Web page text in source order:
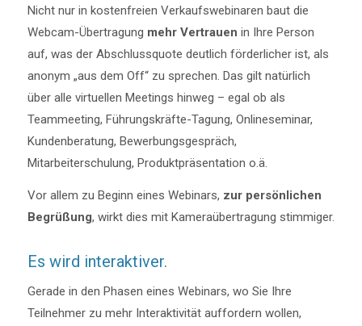
Nicht nur in kostenfreien Verkaufswebinaren baut die
Webcam-Übertragung mehr Vertrauen in Ihre Person
auf, was der Abschlussquote deutlich förderlicher ist, als
anonym „aus dem Off“ zu sprechen. Das gilt natürlich
über alle virtuellen Meetings hinweg – egal ob als
Teammeeting, Führungskräfte-Tagung, Onlineseminar,
Kundenberatung, Bewerbungsgespräch,
Mitarbeiterschulung, Produktpräsentation o.ä.
Vor allem zu Beginn eines Webinars, zur persönlichen
Begrüßung, wirkt dies mit Kameraübertragung stimmiger.
Es wird interaktiver.
Gerade in den Phasen eines Webinars, wo Sie Ihre
Teilnehmer zu mehr Interaktivität auffordern wollen,